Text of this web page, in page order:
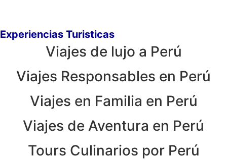
Experiencias Turisticas
Viajes de lujo a Perú
Viajes Responsables en Perú
Viajes en Familia en Perú
Viajes de Aventura en Perú
Tours Culinarios por Perú